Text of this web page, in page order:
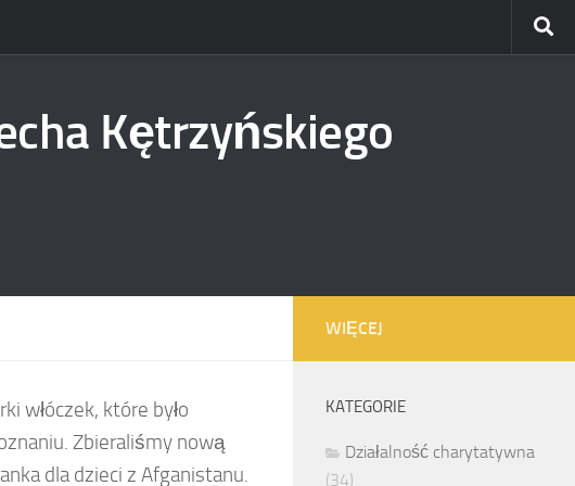
Kętrzyńskiego
włóczek, które było
Zbieraliśmy nową
dla dzieci z Afganistanu.
WIĘCEJ
KATEGORIE
Działalność charytatywna
(34)